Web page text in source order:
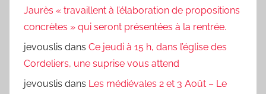
Jaurès « travaillent à l’élaboration de propositions
concrètes » qui seront présentées à la rentrée.
jevouslis dans Ce jeudi à 15 h, dans l’église des
Cordeliers, une suprise vous attend
jevouslis dans Les médiévales 2 et 3 Août – Le